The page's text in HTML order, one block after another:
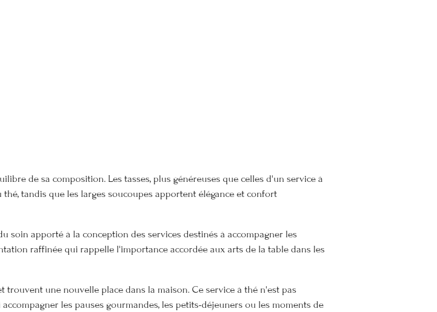
de sa composition. Les tasses, plus généreuses que celles d'un service à
tandis que les larges soucoupes apportent élégance et confort
soin apporté à la conception des services destinés à accompagner les
raffinée qui rappelle l'importance accordée aux arts de la table dans les
trouvent une nouvelle place dans la maison. Ce service à thé n'est pas
les pauses gourmandes, les petits-déjeuners ou les moments de